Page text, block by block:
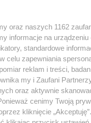
oraz naszych 1162
informacje na
standardowe
celu zapewniania
reklam i treści,
my i Zaufani
oraz aktywnie
cenimy Twoją
kliknięcie